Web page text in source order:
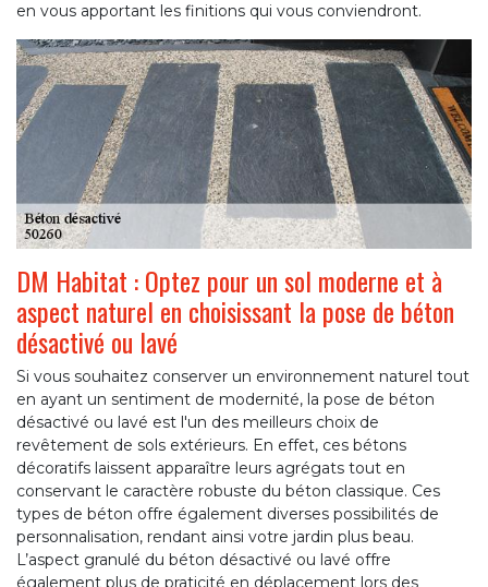
en vous apportant les finitions qui vous conviendront.
DM Habitat : Optez pour un sol moderne et à
aspect naturel en choisissant la pose de béton
désactivé ou lavé
Si vous souhaitez conserver un environnement naturel tout
en ayant un sentiment de modernité, la pose de béton
désactivé ou lavé est l'un des meilleurs choix de
revêtement de sols extérieurs. En effet, ces bétons
décoratifs laissent apparaître leurs agrégats tout en
conservant le caractère robuste du béton classique. Ces
types de béton offre également diverses possibilités de
personnalisation, rendant ainsi votre jardin plus beau.
L’aspect granulé du béton désactivé ou lavé offre
également plus de praticité en déplacement lors des